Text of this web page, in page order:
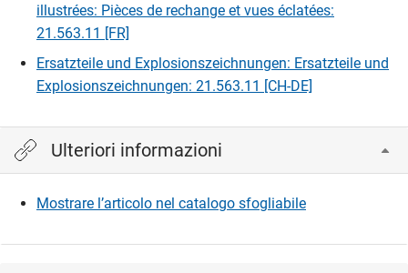
illustrées: Pièces de rechange et vues éclatées:
21.563.11 [FR]
Ersatzteile und Explosionszeichnungen: Ersatzteile und
Explosionszeichnungen: 21.563.11 [CH-DE]
Ulteriori informazioni
Mostrare l’articolo nel catalogo sfogliabile